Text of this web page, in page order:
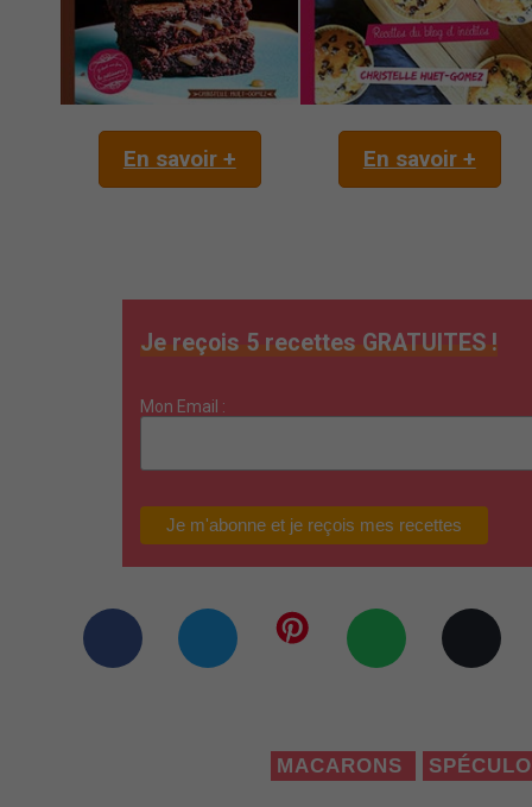
En savoir + En savoir +
Je reçois 5 recettes GRATUITES !
Mon Email :
MACARONS